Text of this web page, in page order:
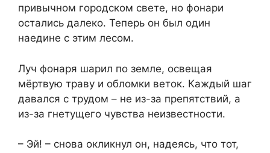
привычном городском свете, но фонари
остались далеко. Теперь он был один
наедине с этим лесом.
Луч фонаря шарил по земле, освещая
мёртвую траву и обломки веток. Каждый шаг
давался с трудом – не из-за препятствий, а
из-за гнетущего чувства неизвестности.
– Эй! – снова окликнул он, надеясь, что тот,